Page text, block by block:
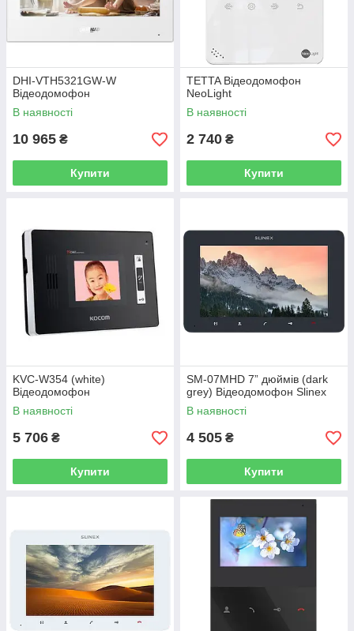
DHI-VTH5321GW-W
Відеодомофон
В наявності
10 965 ₴
Купити
TETTA Відеодомофон
NeoLight
В наявності
2 740 ₴
Купити
KVC-W354 (white)
Відеодомофон
В наявності
5 706 ₴
Купити
SM-07MHD 7” дюймів (dark
grey) Відеодомофон Slinex
В наявності
4 505 ₴
Купити